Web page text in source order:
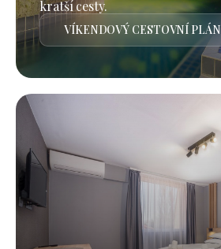
kratší cesty.
VÍKENDOVÝ CESTOVNÍ PLÁN